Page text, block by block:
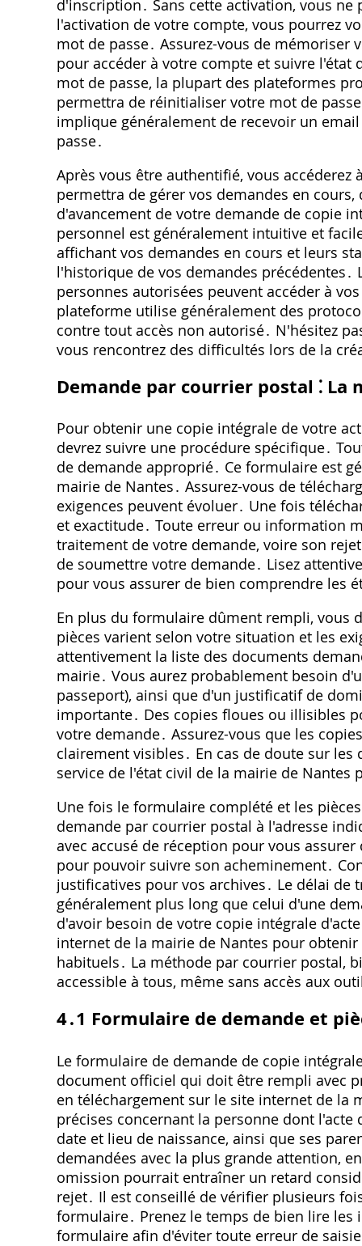
d'inscription․ Sans cette activation, vous
l'activation de votre compte, vous pourrez
mot de passe․ Assurez-vous de
pour accéder à votre compte et suivre l'état
mot de passe, la plupart des plateformes
permettra de réinitialiser votre mot de
implique généralement de recevoir un
passe․
Après vous être authentifié, vous accéderez
permettra de gérer vos demandes en
d'avancement de votre demande de copie
personnel est généralement intuitive et
affichant vos demandes en cours et leurs
l'historique de vos demandes
personnes autorisées peuvent accéder à
plateforme utilise généralement des
contre tout accès non autorisé․ N'hésitez
vous rencontrez des difficultés lors de la
Demande par courrier postal ⁚
Pour obtenir une copie intégrale de votre
devrez suivre une procédure spécifique․
de demande approprié․ Ce formulaire est
mairie de Nantes․ Assurez-vous de
exigences peuvent évoluer․ Une fois
et exactitude․ Toute erreur ou information
traitement de votre demande, voire son
de soumettre votre demande․ Lisez
pour vous assurer de bien comprendre les
En plus du formulaire dûment rempli, vous
pièces varient selon votre situation et les
attentivement la liste des documents
mairie․ Vous aurez probablement besoin
passeport), ainsi que d'un justificatif de
importante․ Des copies floues ou illisibles
votre demande․ Assurez-vous que les
clairement visibles․ En cas de doute sur
service de l'état civil de la mairie de Nantes
Une fois le formulaire complété et les
demande par courrier postal à l'adresse
avec accusé de réception pour vous
pour pouvoir suivre son acheminement․
justificatives pour vos archives․ Le délai
généralement plus long que celui d'une
d'avoir besoin de votre copie intégrale
internet de la mairie de Nantes pour
habituels․ La méthode par courrier postal,
accessible à tous, même sans accès aux
4․1 Formulaire de demande et
Le formulaire de demande de copie
document officiel qui doit être rempli avec
en téléchargement sur le site internet de la
précises concernant la personne dont
date et lieu de naissance, ainsi que ses
demandées avec la plus grande attention,
omission pourrait entraîner un retard
rejet․ Il est conseillé de vérifier plusieurs
formulaire․ Prenez le temps de bien lire
formulaire afin d'éviter toute erreur de